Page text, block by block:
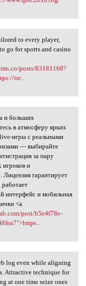
is
to every player,
go for sports and casino
posts/83181168?
isr...
и
и больших
в атмосферу ярких
игры с реальными
— выбирайте
за пару
игроков и
гарантирует
интерфейс и мобильная
<a
post/b5e4f78e-
web log
log even while aligning
Attractive technique for
at one time seize ones